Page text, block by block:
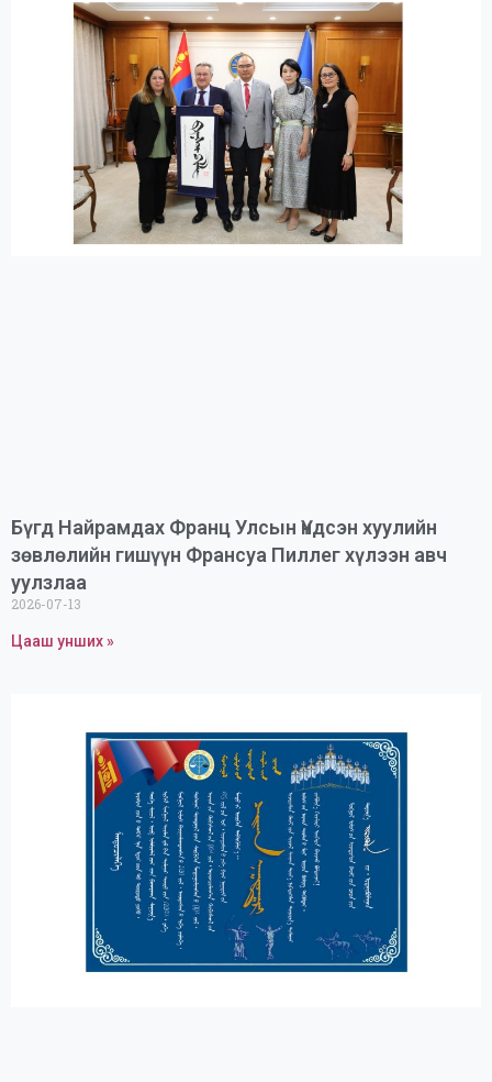
Бүгд Найрамдах Франц Улсын Үндсэн хуулийн
зөвлөлийн гишүүн Франсуа Пиллег хүлээн авч
уулзлаа
2026-07-13
Цааш унших »